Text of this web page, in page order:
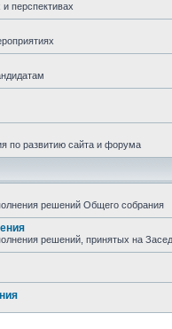
перспективах
по развитию сайта и форума
решений Общего собрания
решений, принятых на